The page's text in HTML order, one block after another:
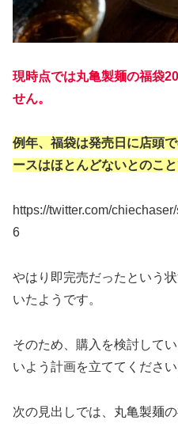
現時点では丸亀製麺の福袋
せん。
例年、福袋は発売日に店頭
ースはほとんどないとのこと
https://twitter.com/
6
やはり即完売だったという
いたようです。
そのため、購入を検討して
いよう計画を立ててください
次の見出しでは、丸亀製麺